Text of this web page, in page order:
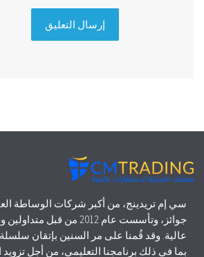
سي إم تريدينج، من أكبر شركات الوساطة
جوائز، وتأسست عام 2012 من
عالية. وقد قُمنا على مر السنين بإتقان
بما في ذلك برنامجنا التعليمي، من أجل تزويد